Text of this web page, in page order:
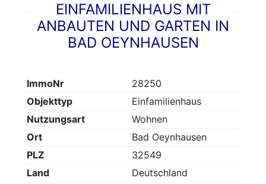
EINFAMILIENHAUS MIT
ANBAUTEN UND GARTEN IN
BAD OEYNHAUSEN
ImmoNr
28250
Objekttyp
Einfamilienhaus
Nutzungsart
Wohnen
Ort
Bad Oeynhausen
PLZ
32549
Land
Deutschland